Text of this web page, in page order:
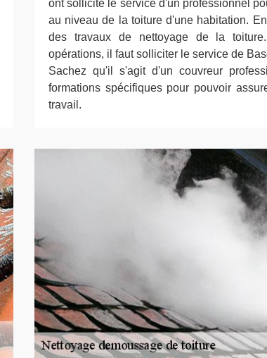
ont sollicité le service d'un professionnel
au niveau de la toiture d'une habitation.
des travaux de nettoyage de la
opérations, il faut solliciter le service de
Sachez qu'il s'agit d'un couvreur
formations spécifiques pour pouvoir
travail.